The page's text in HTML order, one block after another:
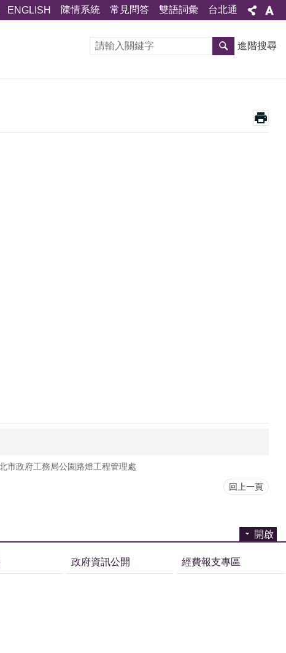
ENGLISH 陳情系統 常見問答 雙語詞彙 台北通
進階搜尋
市政府工務局公園路燈工程管理處
回上一頁
開啟
政府資訊公開 經費報支專區